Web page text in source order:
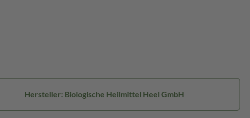
Hersteller: Biologische Heilmittel Heel GmbH